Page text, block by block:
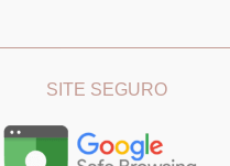
SITE SEGURO